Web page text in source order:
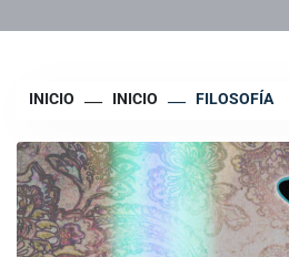
INICIO INICIO FILOSOFÍA